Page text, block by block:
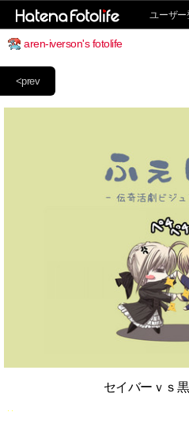
ユーザー
aren-iverson's fotolife
<prev
セイバーｖｓ